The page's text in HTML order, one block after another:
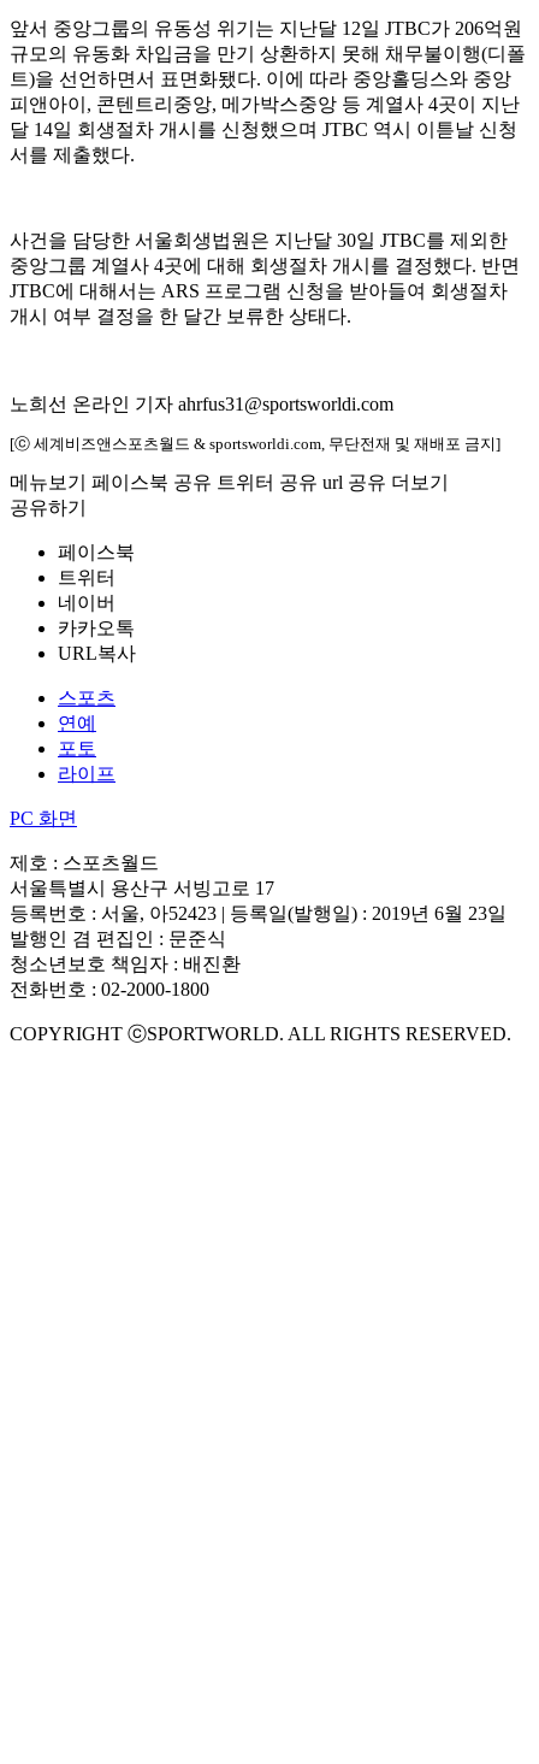
앞서 중앙그룹의 유동성 위기는 지난달 12일 JTBC가 206억원
규모의 유동화 차입금을 만기 상환하지 못해 채무불이행(디폴
트)을 선언하면서 표면화됐다. 이에 따라 중앙홀딩스와 중앙
피앤아이, 콘텐트리중앙, 메가박스중앙 등 계열사 4곳이 지난
달 14일 회생절차 개시를 신청했으며 JTBC 역시 이튿날 신청
서를 제출했다.
사건을 담당한 서울회생법원은 지난달 30일 JTBC를 제외한
중앙그룹 계열사 4곳에 대해 회생절차 개시를 결정했다. 반면
JTBC에 대해서는 ARS 프로그램 신청을 받아들여 회생절차
개시 여부 결정을 한 달간 보류한 상태다.
노희선 온라인 기자 ahrfus31@sportsworldi.com
[ⓒ 세계비즈앤스포츠월드 & sportsworldi.com, 무단전재 및 재배포 금지]
메뉴보기 페이스북 공유 트위터 공유 url 공유 더보기
공유하기
페이스북
트위터
네이버
카카오톡
URL복사
스포츠
연예
포토
라이프
PC 화면
제호 : 스포츠월드
서울특별시 용산구 서빙고로 17
등록번호 : 서울, 아52423 | 등록일(발행일) : 2019년 6월 23일
발행인 겸 편집인 : 문준식
청소년보호 책임자 : 배진환
전화번호 : 02-2000-1800
COPYRIGHT ⓒSPORTWORLD. ALL RIGHTS RESERVED.